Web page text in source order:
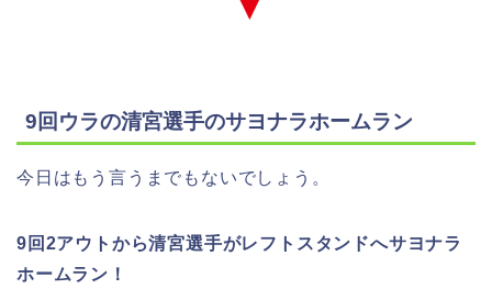
9回ウラの清宮選手のサヨナラホームラン
今日はもう言うまでもないでしょう。
9回2アウトから清宮選手がレフトスタンドへサヨナラ
ホームラン！